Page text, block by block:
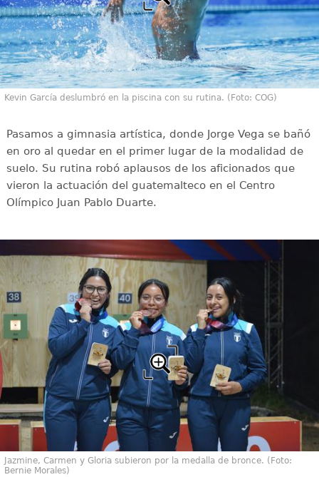
Kevin García deslumbró en la piscina con su rutina. (Foto: COG)
Pasamos a gimnasia artística, donde Jorge Vega se bañó
en oro al quedar en el primer lugar de la modalidad de
suelo. Su rutina robó aplausos de los aficionados que
vieron la actuación del guatemalteco en el Centro
Olímpico Juan Pablo Duarte.
Jazmine, Carmen y Gloria subieron por la medalla de bronce. (Foto:
Bernie Morales)